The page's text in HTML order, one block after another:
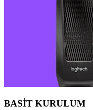
BASİT KURULUM